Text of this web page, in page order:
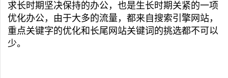
求长时期坚决保持的办公，也是生长时期关紧的一项
优化办公，由于大多的流量，都来自搜索引擎网站，
重点关键字的优化和长尾网站关键词的挑选都不可以
少。